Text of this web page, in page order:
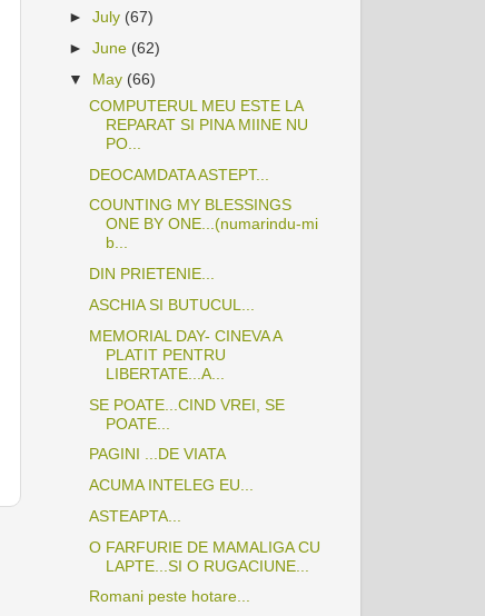
►July (67)
►June (62)
▼ May (66)
COMPUTERUL MEU ESTE LA
REPARAT SI PINA MIINE NU
PO...
DEOCAMDATA ASTEPT...
COUNTING MY BLESSINGS
ONE BY ONE...(numarindu-mi
b...
DIN PRIETENIE...
ASCHIA SI BUTUCUL...
MEMORIAL DAY- CINEVA A
PLATIT PENTRU
LIBERTATE...A...
SE POATE...CIND VREI, SE
POATE...
PAGINI ...DE VIATA
ACUMA INTELEG EU...
ASTEAPTA...
O FARFURIE DE MAMALIGA CU
LAPTE...SI O RUGACIUNE...
Romani peste hotare...